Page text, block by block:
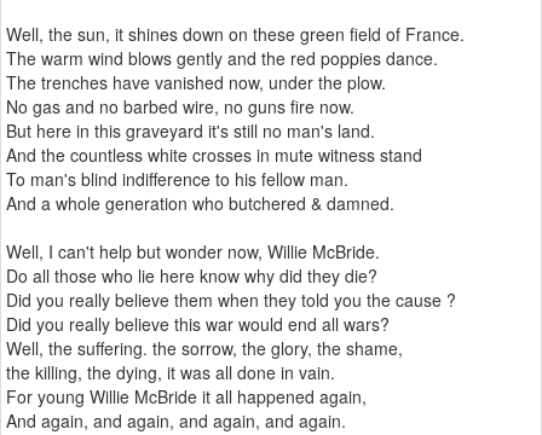
Well, the sun, it shines down on these green field of France.
The warm wind blows gently and the red poppies dance.
The trenches have vanished now, under the plow.
No gas and no barbed wire, no guns fire now.
But here in this graveyard it's still no man's land.
And the countless white crosses in mute witness stand
To man's blind indifference to his fellow man.
And a whole generation who butchered & damned.
Well, I can't help but wonder now, Willie McBride.
Do all those who lie here know why did they die?
Did you really believe them when they told you the cause ?
Did you really believe this war would end all wars?
Well, the suffering. the sorrow, the glory, the shame,
the killing, the dying, it was all done in vain.
For young Willie McBride it all happened again,
And again, and again, and again, and again.